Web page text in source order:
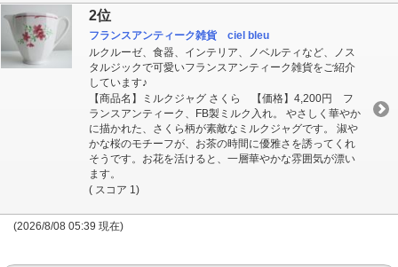
2位
フランスアンティーク雑貨 ciel bleu
ルクルーゼ、食器、インテリア、ノベルティなど、ノス
タルジックで可愛いフランスアンティーク雑貨をご紹介
しています♪
【商品名】ミルクジャグ さくら 【価格】4,200円 フ
ランスアンティーク、FB製ミルク入れ。 やさしく華やか
に描かれた、さくら柄が素敵なミルクジャグです。 淑や
かな桜のモチーフが、お茶の時間に優雅さを誘ってくれ
そうです。お花を活けると、一層華やかな雰囲気が漂い
ます。
( スコア 1)
(2026/8/08 05:39 現在)